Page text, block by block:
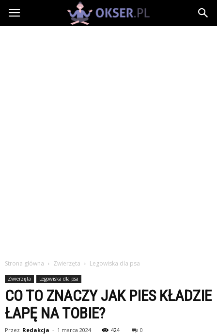
Okser.pl
Strona główna Zwierzęta Legowiska dla psa
Zwierzęta Legowiska dla psa
CO TO ZNACZY JAK PIES KŁADZIE
ŁAPĘ NA TOBIE?
Przez Redakcja - 1 marca 2024 424 0